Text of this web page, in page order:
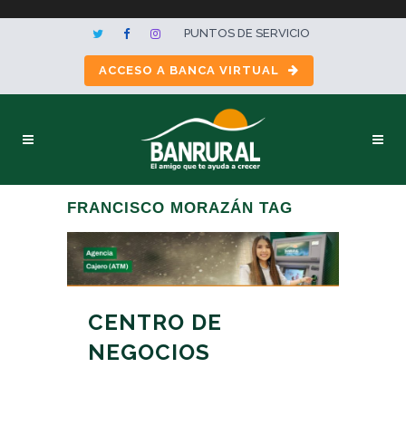
PUNTOS DE SERVICIO
ACCESO A BANCA VIRTUAL
FRANCISCO MORAZÁN TAG
CENTRO DE
NEGOCIOS